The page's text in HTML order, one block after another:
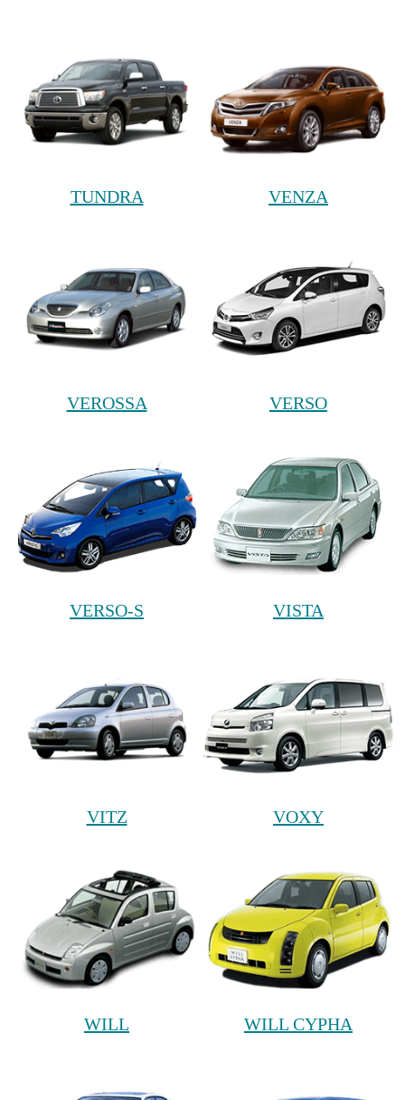
TUNDRA VENZA
VEROSSA VERSO
VERSO-S VISTA
VITZ VOXY
WILL WILL CYPHA